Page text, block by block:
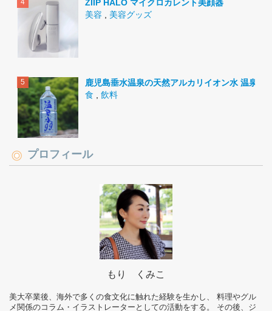
ZIIP HALO マイクロカレント美顔器
美容
美容グッズ
鹿児島垂水温泉の天然アルカリイオン水 温泉水
食
飲料
プロフィール
もり くみこ
美大卒業後、海外で多くの食文化に触れた経験を生かし、 料理やグル
メ関係のコラム・イラストレーターとしての活動をする。 その後、ジ